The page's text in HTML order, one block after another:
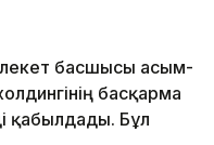
басшысы Қасым-
басқарма
қабылдады. Бұл